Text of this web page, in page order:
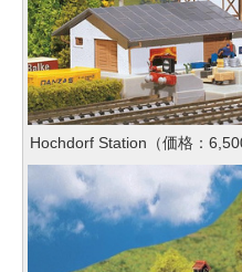
Hochdorf Station（価格：